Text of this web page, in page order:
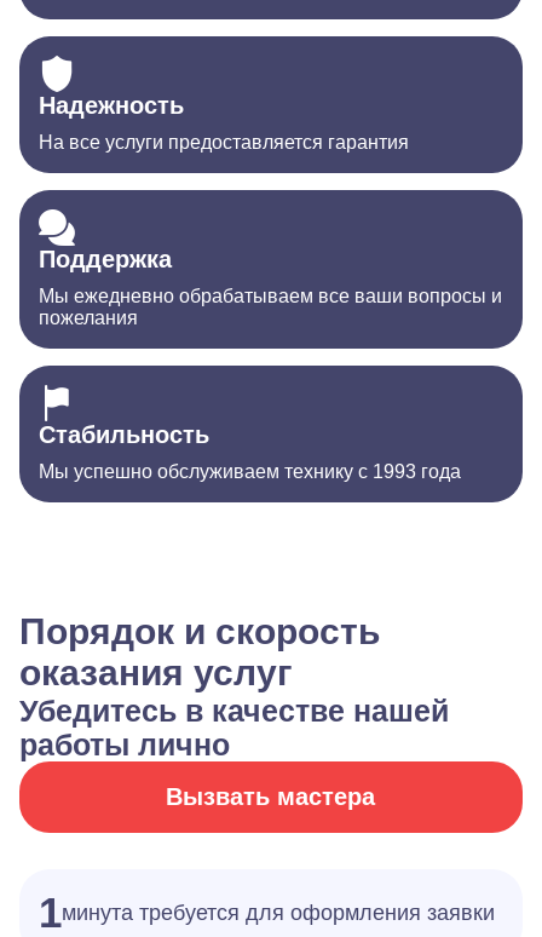
Надежность
На все услуги предоставляется гарантия
Поддержка
Мы ежедневно обрабатываем все ваши вопросы и
пожелания
Стабильность
Мы успешно обслуживаем технику с 1993 года
Порядок и скорость
оказания услуг
Убедитесь в качестве нашей
работы лично
Вызвать мастера
1минута требуется для оформления заявки